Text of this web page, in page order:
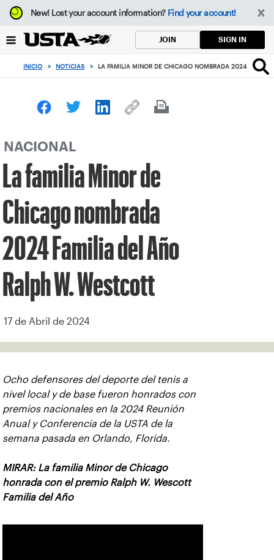
Enfoque
desde
botón
volver
principio
New!Lost your account information? Find your account!
JOIN SIGN IN
INICIO > NOTICIAS > LA FAMILIA MINOR DE CHICAGO NOMBRADA 2024 FAMILIA
NACIONAL
La familia Minor de
Chicago nombrada
2024 Familia del Año
Ralph W. Westcott
17 de Abril de 2024
Ocho defensores del deporte del tenis a
nivel local y de base fueron honrados con
premios nacionales en la 2024 Reunión
Anual y Conferencia de la USTA de la
semana pasada en Orlando, Florida.
MIRAR: La familia Minor de Chicago
honrada con el premio Ralph W. Wescott
Familia del Año